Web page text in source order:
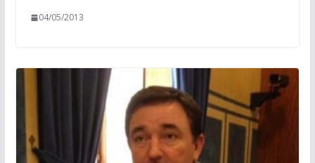
04/05/2013